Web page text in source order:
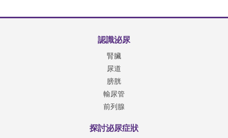
認識泌尿
腎臟
尿道
膀胱
輸尿管
前列腺
探討泌尿症狀